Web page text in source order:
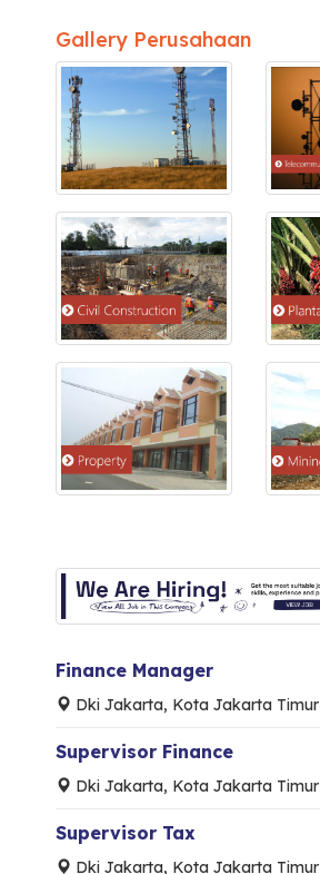
Gallery Perusahaan
Finance Manager
Dki Jakarta, Kota Jakarta Timur
Supervisor Finance
Dki Jakarta, Kota Jakarta Timur
Supervisor Tax
Dki Jakarta, Kota Jakarta Timur